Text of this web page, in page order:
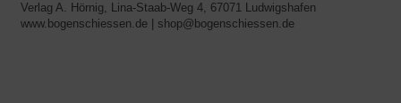
Verlag A. Hörnig, Lina-Staab-Weg 4, 67071 Ludwigshafen
www.bogenschiessen.de | shop@bogenschiessen.de